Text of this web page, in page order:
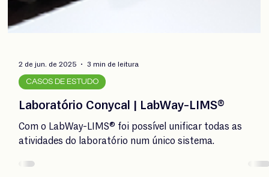
CASOS DE ESTUDO
WACKER | LabWay-LIMS®
Com oLabWay-LIMS® foi possível emitir
automaticamente CoAs certificados.